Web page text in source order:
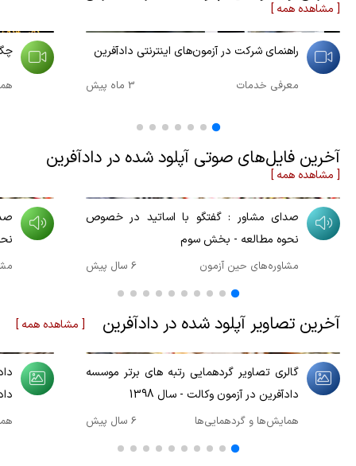
[ مشاهده همه ]
00:01:39
راهنمای شرکت در آزمون‌های اینترنتی دادآفرین
معرفی خدمات 3 ماه پیش
آخرین فایل‌های صوتی آپلود شده در دادآفرین
[ مشاهده همه ]
00:33:01
صدای مشاور : گفتگو با اساتید در خصوص
نحوه مطالعه - بخش سوم
مشاوره‌های حین آزمون 6 سال پیش
آخرین تصاویر آپلود شده در دادآفرین [ مشاهده همه ]
گالری تصاویر گردهمایی رتبه های برتر موسسه
دادآفرین در آزمون وکالت - سال 1398
همایش‌ها و گردهمایی‌ها 6 سال پیش